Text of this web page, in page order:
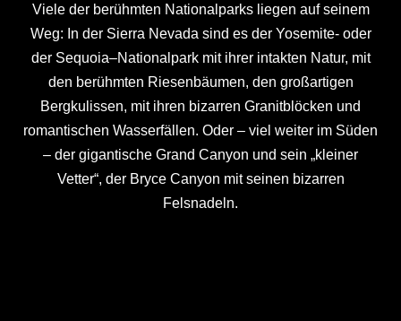
Viele der berühmten Nationalparks liegen auf seinem
Weg: In der Sierra Nevada sind es der Yosemite- oder
der Sequoia–Nationalpark mit ihrer intakten Natur, mit
den berühmten Riesenbäumen, den großartigen
Bergkulissen, mit ihren bizarren Granitblöcken und
romantischen Wasserfällen. Oder – viel weiter im Süden
– der gigantische Grand Canyon und sein „kleiner
Vetter“, der Bryce Canyon mit seinen bizarren
Felsnadeln.